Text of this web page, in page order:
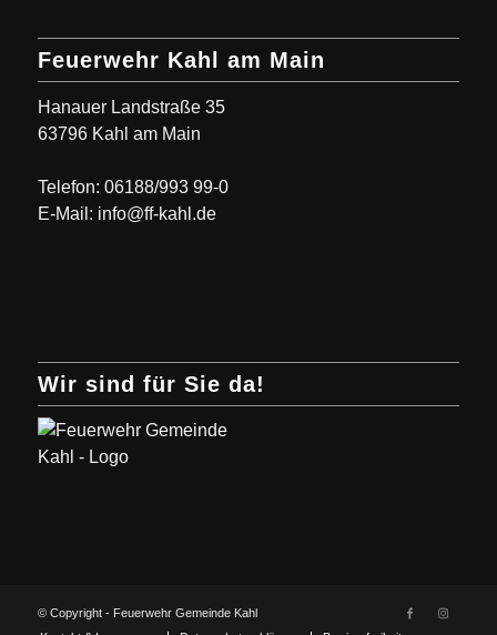
Feuerwehr Kahl am Main
Hanauer Landstraße 35
63796 Kahl am Main
Telefon: 06188/993 99-0
E-Mail: info@ff-kahl.de
Wir sind für Sie da!
© Copyright - Feuerwehr Gemeinde Kahl